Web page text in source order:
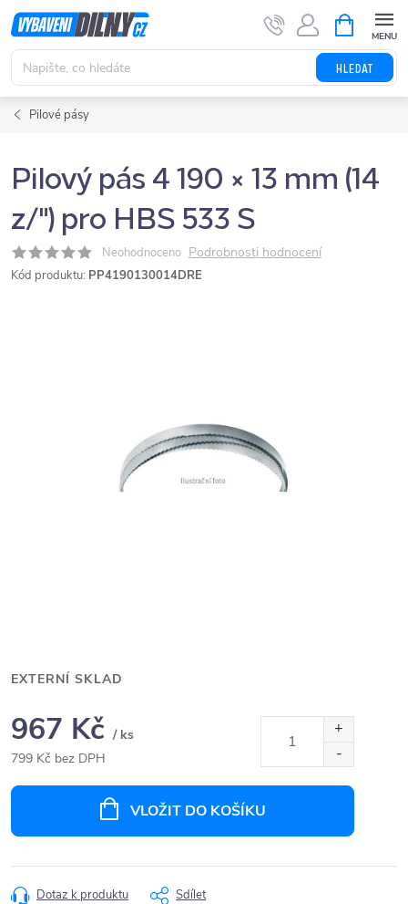
Přejít
na
obsah
HLEDAT
NÁKUPNÍ
KOŠÍK
Pilové pásy
Pilový pás 4 190 × 13 mm (14
z/") pro HBS 533 S
Neohodnoceno Podrobnosti hodnocení
Kód produktu: PP4190130014DRE
EXTERNÍ SKLAD
967 Kč / ks
799 Kč bez DPH
VLOŽIT DO KOŠÍKU
Dotaz k produktu Sdílet